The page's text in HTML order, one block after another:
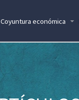
Coyuntura económica